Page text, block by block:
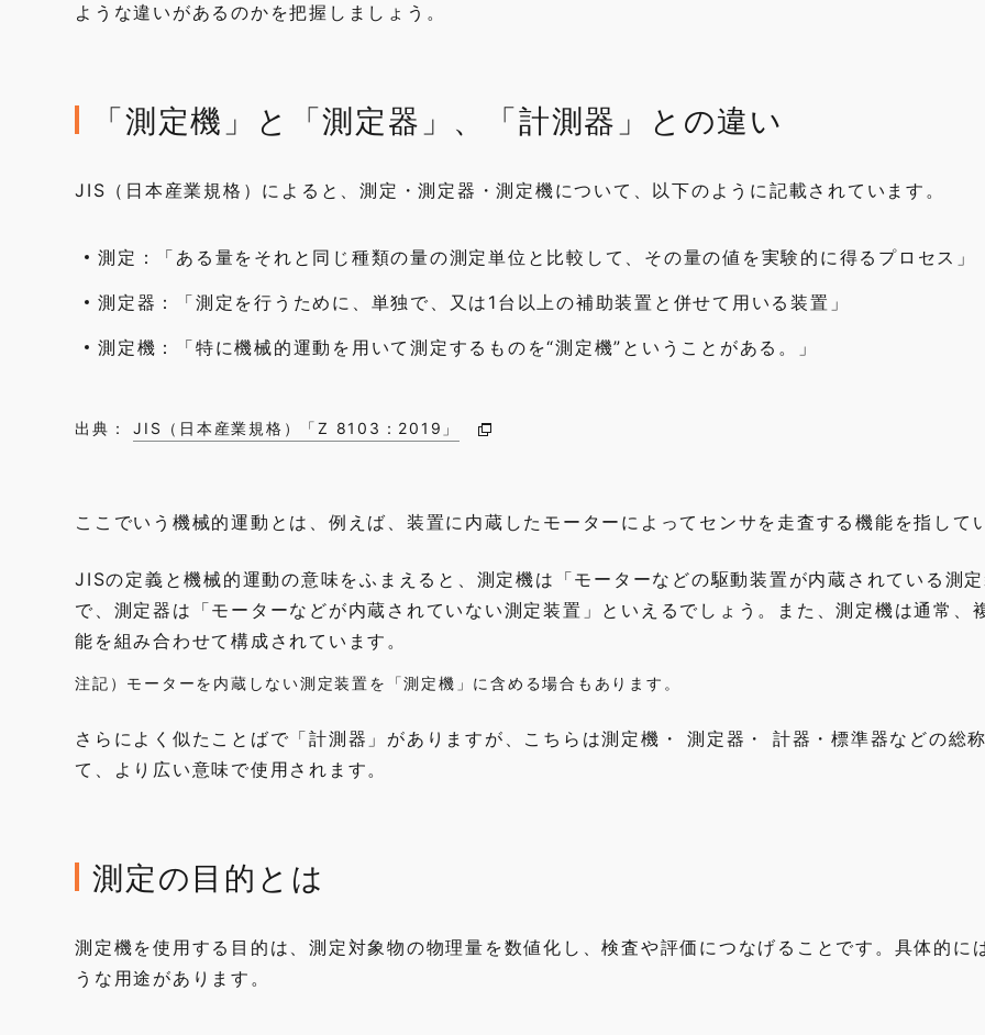
ような違いがあるのかを把握しましょう。
「測定機」と「測定器」、「計測器」との違い
JIS（日本産業規格）によると、測定・測定器・測定機について、以下のように記載されています。
測定：「ある量をそれと同じ種類の量の測定単位と比較して、その量の値を実験的に得るプロセス」
測定器：「測定を行うために、単独で、又は1台以上の補助装置と併せて用いる装置」
測定機：「特に機械的運動を用いて測定するものを“測定機”ということがある。」
出典： JIS（日本産業規格）「Z 8103：2019」
ここでいう機械的運動とは、例えば、装置に内蔵したモーターによってセンサを走査する機能を指して
JISの定義と機械的運動の意味をふまえると、測定機は「モーターなどの駆動装置が内蔵されている測
で、測定器は「モーターなどが内蔵されていない測定装置」といえるでしょう。また、測定機は通常、
能を組み合わせて構成されています。
注記）モーターを内蔵しない測定装置を「測定機」に含める場合もあります。
さらによく似たことばで「計測器」がありますが、こちらは測定機・ 測定器・ 計器・標準器などの総
て、より広い意味で使用されます。
測定の目的とは
測定機を使用する目的は、測定対象物の物理量を数値化し、検査や評価につなげることです。具体的に
うな用途があります。